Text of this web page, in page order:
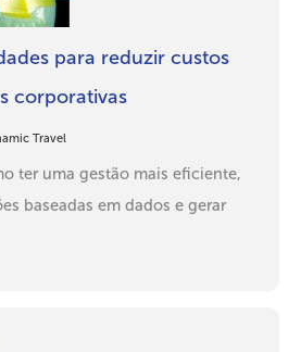
para reduzir custos
corporativas
Travel
ter uma gestão mais eficiente,
baseadas em dados e gerar